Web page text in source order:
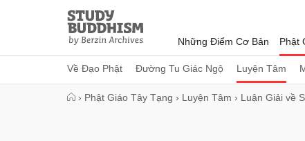
Study
Buddhism
Home
Những Điểm Cơ Bản Phật
Về Đạo Phật Đường Tu Giác Ngộ Luyện Tâm
› Phật Giáo Tây Tạng › Luyện Tâm › Luận Giải về